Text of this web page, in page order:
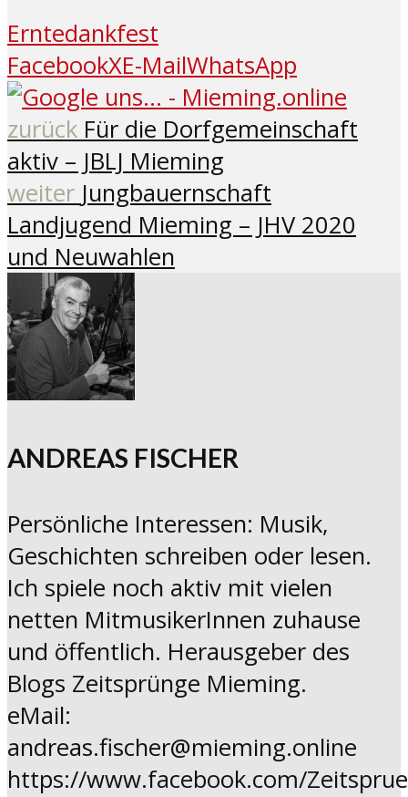
Erntedankfest
FacebookXE-MailWhatsApp
zurück Für die Dorfgemeinschaft
aktiv – JBLJ Mieming
weiter Jungbauernschaft
Landjugend Mieming – JHV 2020
und Neuwahlen
ANDREAS FISCHER
Persönliche Interessen: Musik,
Geschichten schreiben oder lesen.
Ich spiele noch aktiv mit vielen
netten MitmusikerInnen zuhause
und öffentlich. Herausgeber des
Blogs Zeitsprünge Mieming.
eMail:
andreas.fischer@mieming.online
https://www.facebook.com/